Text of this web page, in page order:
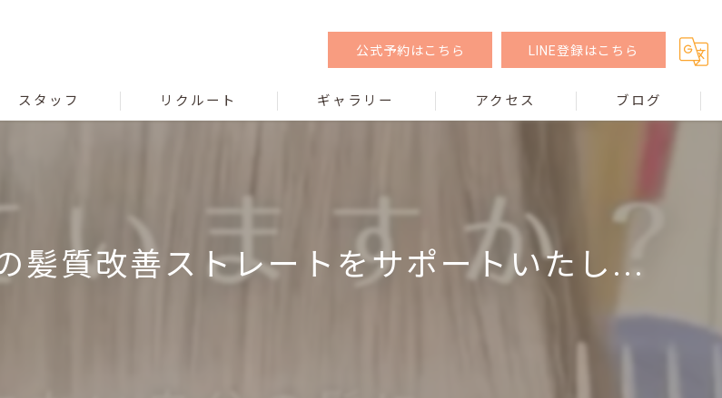
公式予約はこちら LINE登録はこちら
スタッフ リクルート ギャラリー アクセス ブログ
髪質改善ストレートをサポートいたし...